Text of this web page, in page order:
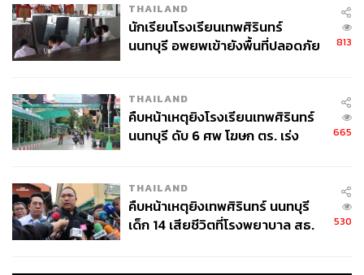
THAILAND
นักเรียนโรงเรียนเทพศิรินทร์
นนทบุรี อพยพเข้ายังพื้นที่ปลอดภัย
813
THAILAND
คืบหน้าเหตุยิงโรงเรียนเทพศิรินทร์
นนทบุรี ดับ 6 ศพ โฆษก ตร. เร่ง
665
THAILAND
คืบหน้าเหตุยิงเทพศิรินทร์ นนทบุรี
เด็ก 14 เสียชีวิตที่โรงพยาบาล สธ.
530